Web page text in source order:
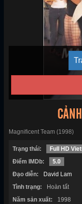
Magnificent Team (1998)
Trạng thái:
Full HD
Điểm IMDb:
5.0
Đạo diễn:
David Lam
Tình trạng:
Hoàn tất
Năm sản xuất:
1998